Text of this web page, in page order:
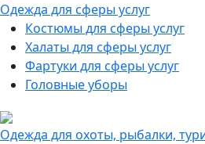
Одежда для сферы услуг
Костюмы для сферы услуг
Халаты для сферы услуг
Фартуки для сферы услуг
Головные уборы
Одежда для охоты, рыбалки,